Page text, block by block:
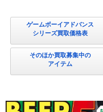
ゲームボーイアドバンス
シリーズ買取価格表
そのほか買取募集中の
アイテム